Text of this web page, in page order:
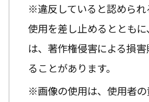
※違反していると認められ
使用を差し止めるととも
は、著作権侵害による損
ることがあります。
※画像の使用は、使用者の